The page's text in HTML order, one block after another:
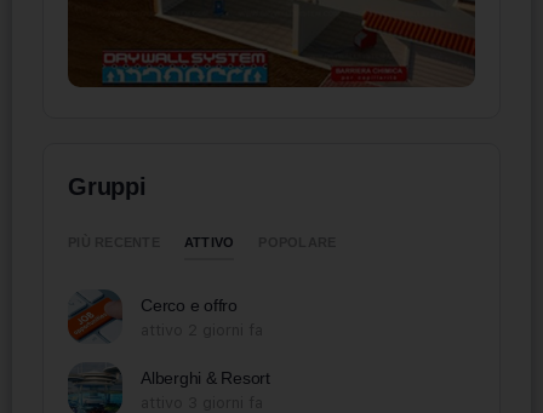
Gruppi
ATTIVO
Cerco e offro
Alberghi & Resort